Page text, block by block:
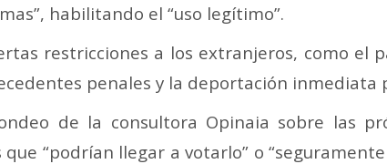
habilitando el “uso legítimo”.
restricciones a los extranjeros, como el
penales y la deportación inmediata
de la consultora Opinaia sobre las
que “podrían llegar a votarlo” o